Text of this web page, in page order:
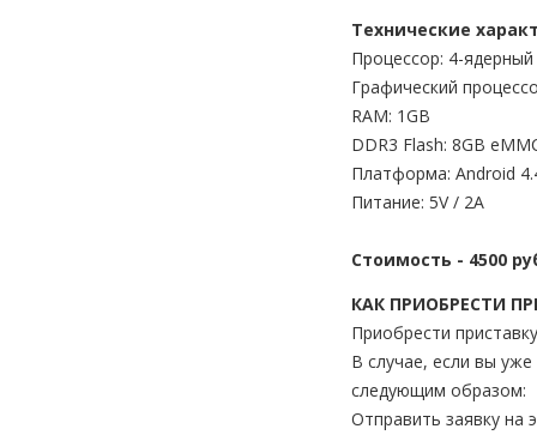
Технические
Процессор: 4-
Графический
RAM: 1GB
DDR3 Flash: 8GB
Платформа: Android
Питание: 5V / 2A
Стоимость - 4500
КАК ПРИОБРЕСТИ
Приобрести
В случае, если вы
следующим образом:
Отправить заявку на